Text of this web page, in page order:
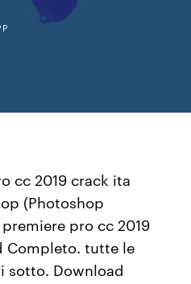
cc 2019 crack ita
(Photoshop
pro cc 2019
Completo. tutte le
sotto. Download